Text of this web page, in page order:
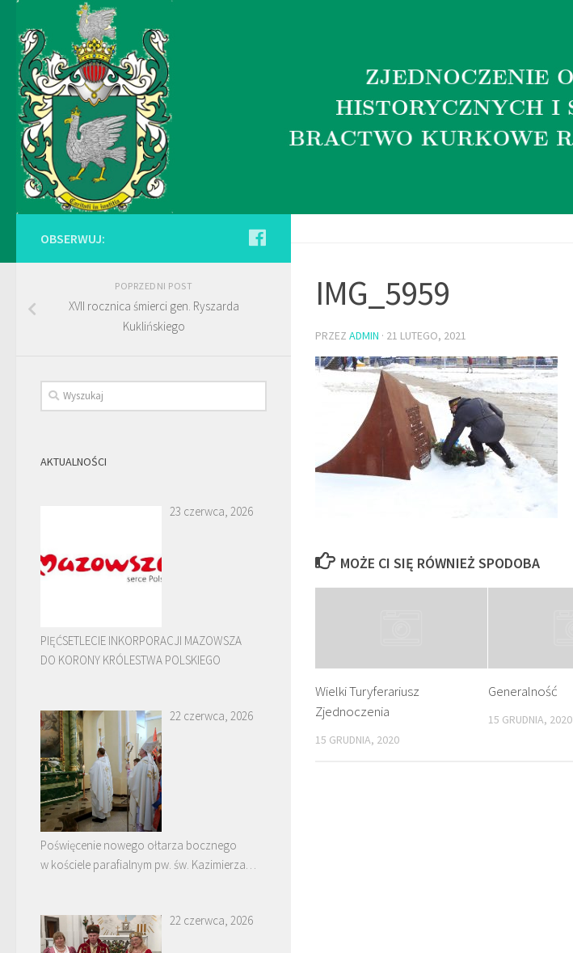
IMG_5959
PRZEZ ADMIN · 21 LUTEGO, 2021
MOŻE CI SIĘ RÓWNIEŻ SPODOBA
Wielki Turyferariusz
Zjednoczenia
15 GRUDNIA, 2020
Generalność
15 GRUDNIA, 2020
OBSERWUJ:
POPRZEDNI POST
XVII rocznica śmierci gen. Ryszarda
Kuklińskiego
AKTUALNOŚCI
23 czerwca, 2026
PIĘĆSETLECIE INKORPORACJI MAZOWSZA
DO KORONY KRÓLESTWA POLSKIEGO
22 czerwca, 2026
Poświęcenie nowego ołtarza bocznego
w kościele parafialnym pw. św. Kazimierza
22 czerwca, 2026